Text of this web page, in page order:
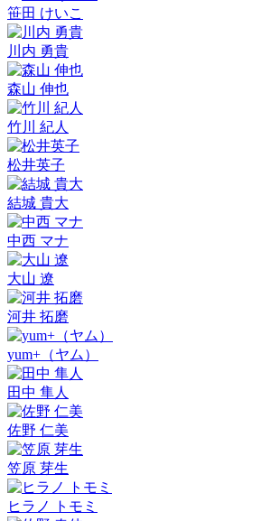
笹田 けいこ
川内 勇貴
森山 伸也
竹川 紀人
松井英子
結城 貴大
中西 マナ
大山 遼
河井 拓磨
yum+（ヤム）
田中 隼人
佐野 仁美
笠原 芽生
ヒラノ トモミ